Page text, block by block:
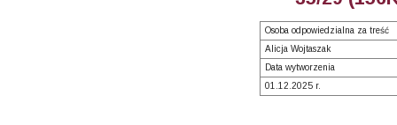
Osoba odpowiedzialna za treść
Alicja Wojtaszak
Data wytworzenia
01.12.2025 r.